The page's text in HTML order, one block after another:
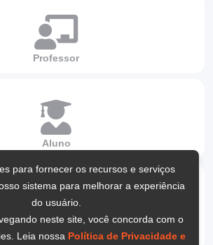
para fornecer os recursos e serviços
sistema para melhorar a experiência
do usuário.
neste site, você concorda com o
Leia nossa Política de Privacidade e
Professor
Aluno
Preceptor de campo